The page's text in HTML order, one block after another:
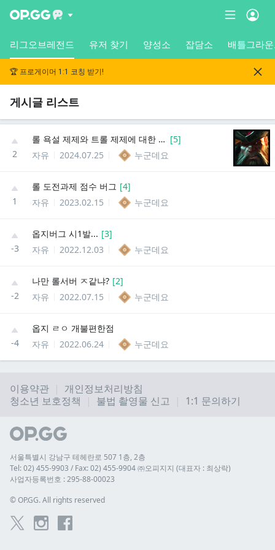
리그오브레전드 유저 찾기 양성소 잡담소 배틀그라
🏆 프로게이머 1:1 코칭 받기!
게시글 리스트
2
롤 욕설 제제와 트롤 제제에 대한 생각 [5]
자유
2024.07.25 누군데요
1
롤 도전과제 점수 버그 [4]
자유
2023.02.15 누군데요
-3
옵지버그 시1발... [3]
자유
2022.12.03 누군데요
-2
나만 롤서버 ㅈ같냐? [2]
자유
2022.07.15 누군데요
-4
옵지 ㄹㅇ 개불편한점
자유
2022.06.24 누군데요
이용약관
개인정보처리방침
청소년 보호정책
불법 촬영물 신고 1:1 문의하기
서울특별시 강남구 테헤란로 507 1층, 2층
Tel: 02) 455-9903 / Fax: 02) 455-9904 ㈜오피지지 (대표자 : 최상락)
사업자등록번호 : 295-88-00023
© OP.GG. All rights reserved